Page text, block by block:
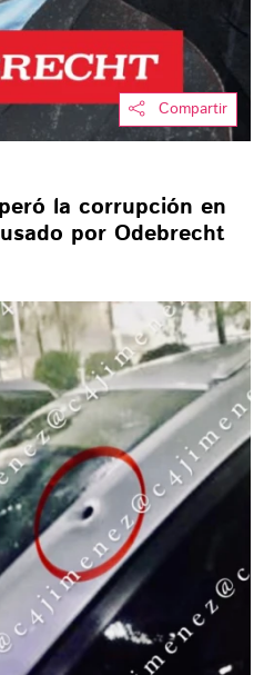
Compartir
la corrupción en
por Odebrecht